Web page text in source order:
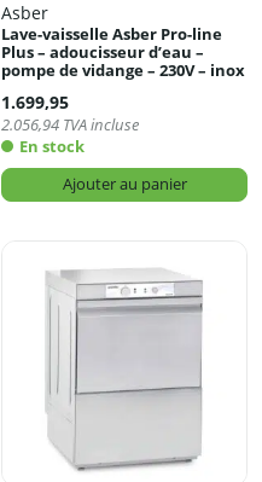
Asber
Lave-vaisselle Asber Pro-line
Plus – adoucisseur d’eau –
pompe de vidange – 230V – inox
1.699,95
2.056,94 TVA incluse
En stock
Ajouter au panier